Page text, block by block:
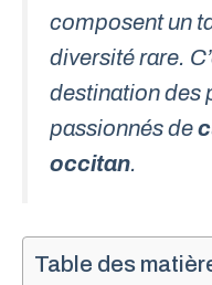
composent un
diversité rare.
destination des
passionnés de
occitan.
Table des